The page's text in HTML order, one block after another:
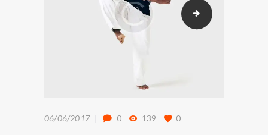
Kick-Boxing
06/06/2017 0 139 0